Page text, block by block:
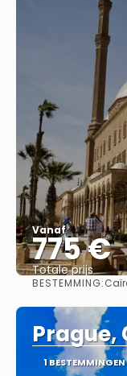
Vanaf
775 €
Totale prijs
BESTEMMING:
Prague,
1 BESTEMMINGEN